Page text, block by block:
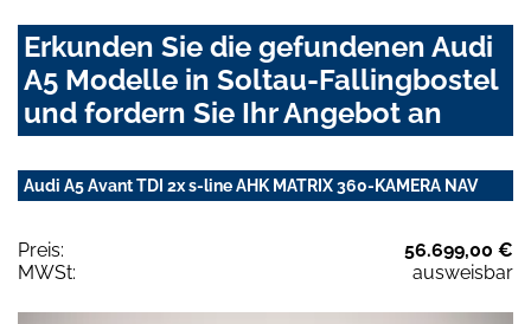
Erkunden Sie die gefundenen Audi
A5 Modelle in Soltau-Fallingbostel
und fordern Sie Ihr Angebot an
Audi A5 Avant TDI 2x s-line AHK MATRIX 360-KAMERA NAV
Preis:
56.699,00 €
MWSt:
ausweisbar